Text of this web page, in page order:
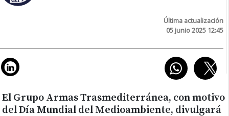
Última actualización
05 junio 2025 12:45
El Grupo Armas Trasmediterránea, con motivo
del Día Mundial del Medioambiente, divulgará